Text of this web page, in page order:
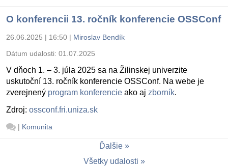
O konferencii 13. ročník konferencie OSSConf
26.06.2025 | 16:50 | Miroslav Bendík
Dátum udalosti: 01.07.2025
V dňoch 1. – 3. júla 2025 sa na Žilinskej univerzite
uskutoční 13. ročník konferencie OSSConf. Na webe je
zverejnený program konferencie ako aj zborník.
Zdroj: ossconf.fri.uniza.sk
| Komunita
Ďalšie
Všetky udalosti